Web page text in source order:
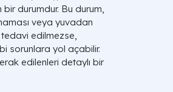
durumdur. Bu durum,
veya yuvadan
tedavi edilmezse,
sorunlara yol açabilir.
edilenleri detaylı bir